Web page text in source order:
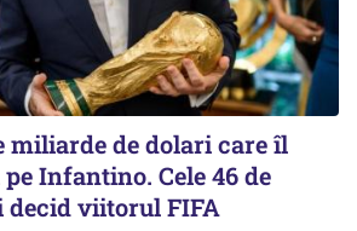
miliarde de dolari care îl
Infantino. Cele 46 de
decid viitorul FIFA